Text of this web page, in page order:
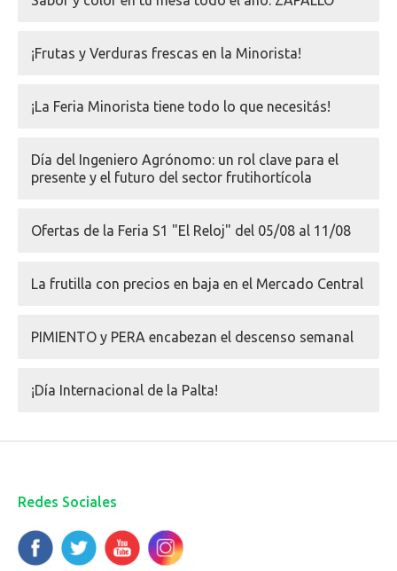
¡Frutas y Verduras frescas en la Minorista!
¡La Feria Minorista tiene todo lo que necesitás!
Día del Ingeniero Agrónomo: un rol clave para el
presente y el futuro del sector frutihortícola
Ofertas de la Feria S1 "El Reloj" del 05/08 al 11/08
La frutilla con precios en baja en el Mercado Central
PIMIENTO y PERA encabezan el descenso semanal
¡Día Internacional de la Palta!
Redes Sociales